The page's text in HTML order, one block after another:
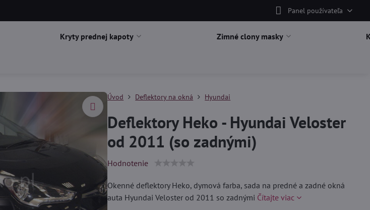
Panel používateľa
Kryty prednej kapoty Zimné clony masky
Úvod Deflektory na okná Hyundai
Deflektory Heko - Hyundai Veloster
od 2011 (so zadnými)
Hodnotenie
Okenné deflektory Heko, dymová farba, sada na predné a zadné okná
auta Hyundai Veloster od 2011 so zadnými Čítajte viac